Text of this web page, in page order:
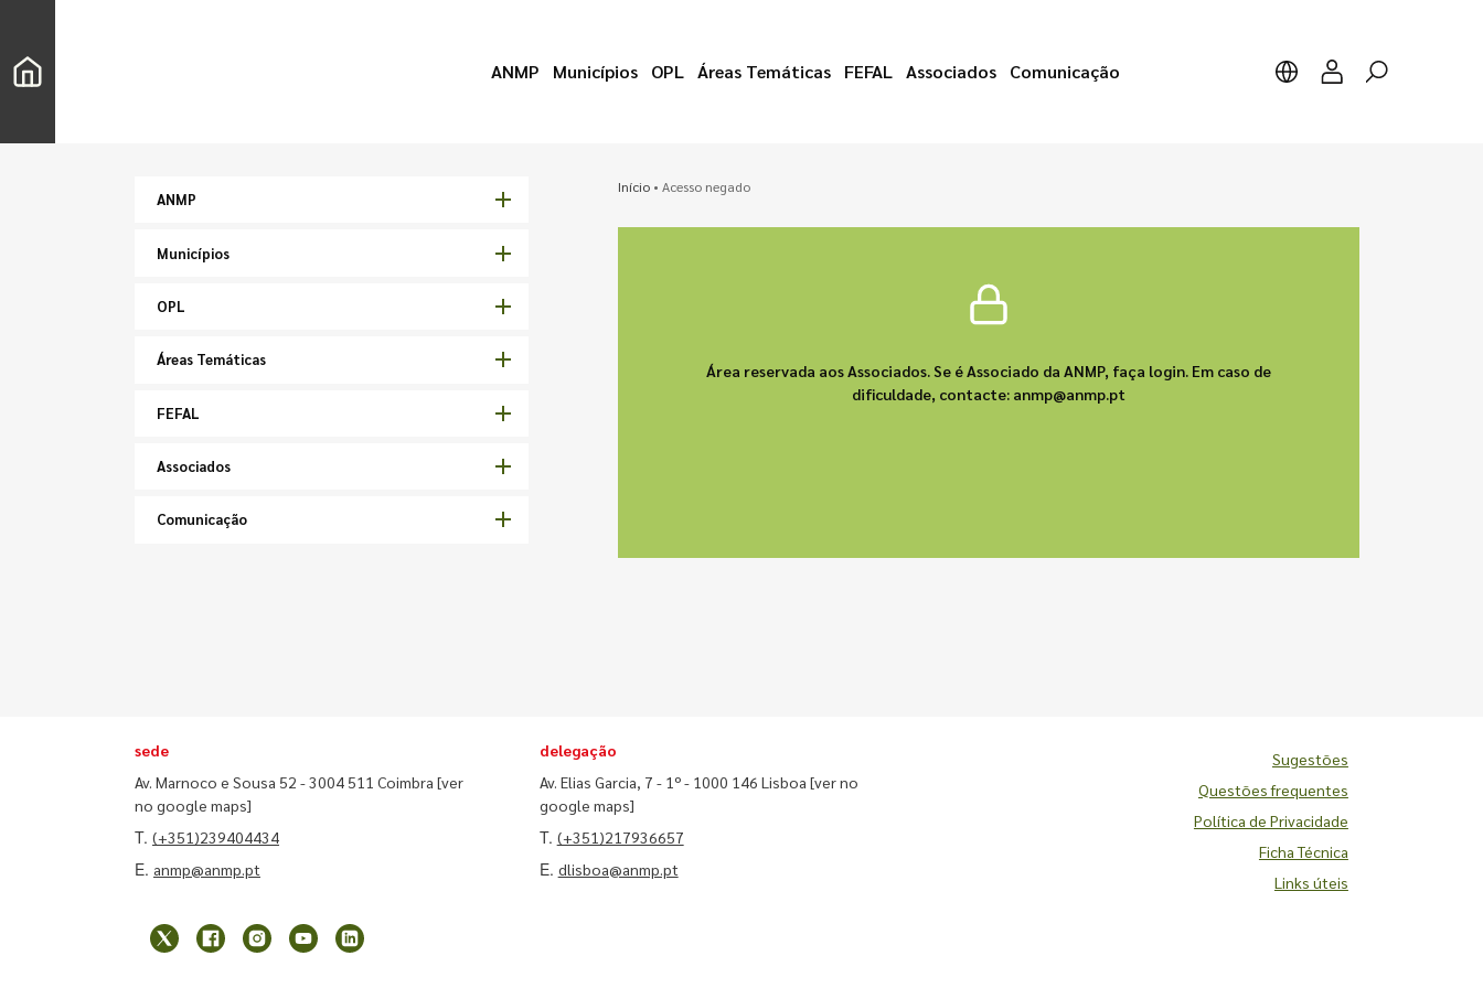
ANMP Municípios OPL Áreas Temáticas FEFAL Associados Comunicação
ANMP
Municípios
OPL
Áreas Temáticas
FEFAL
Associados
Comunicação
Início• Acesso negado
Área reservada aos Associados. Se é Associado da ANMP, faça login. Em caso de
dificuldade, contacte: anmp@anmp.pt
sede
Av. Marnoco e Sousa 52 - 3004 511 Coimbra [ver
no google maps]
T. (+351)239404434
E. anmp@anmp.pt
delegação
Av. Elias Garcia, 7 - 1º - 1000 146 Lisboa [ver no
google maps]
T. (+351)217936657
E. dlisboa@anmp.pt
Sugestões
Questões frequentes
Política de Privacidade
Ficha Técnica
Links úteis